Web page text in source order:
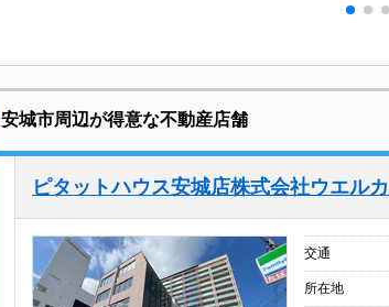
安城市周辺が得意な不動産店舗
ピタットハウス安城店株式会社ウエル
交通
所在地